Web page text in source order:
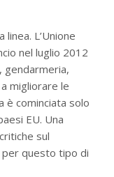
L’Unione
nel luglio 2012
gendarmeria,
migliorare le
è cominciata solo
EU. Una
sul
per questo tipo di